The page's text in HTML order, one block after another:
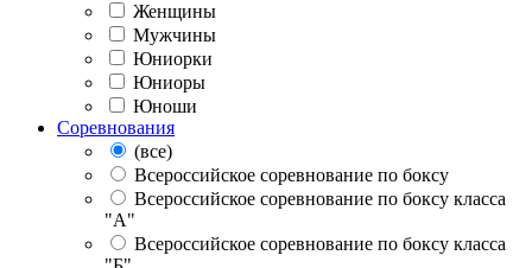
Женщины
Мужчины
Юниорки
Юниоры
Юноши
Соревнования
(все)
Всероссийское соревнование по боксу
Всероссийское соревнование по боксу класса
"А"
Всероссийское соревнование по боксу класса